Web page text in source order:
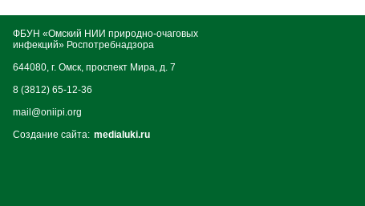
ФБУН «Омский НИИ природно-очаговых
инфекций» Роспотребнадзора
644080, г. Омск, проспект Мира, д. 7
8 (3812) 65-12-36
mail@oniipi.org
Создание сайта: medialuki.ru